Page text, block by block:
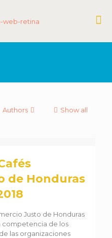
Authors Show all
de Honduras
Justo de Honduras
competencia de los
las organizaciones